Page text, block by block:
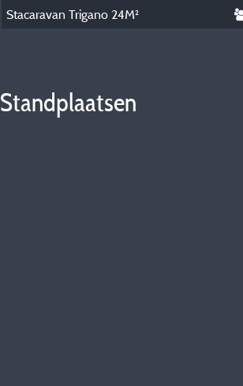
Stacaravan Trigano 24M²
Standplaatsen